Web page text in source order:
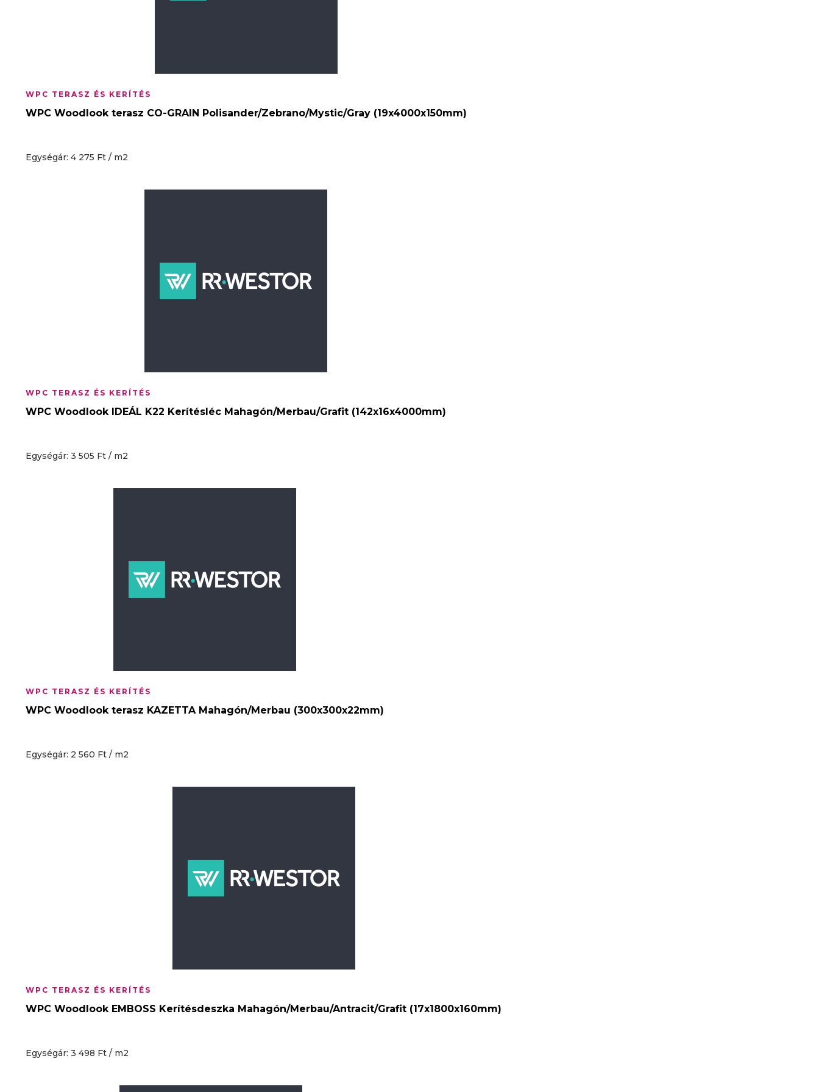
WPC TERASZ ÉS KERÍTÉS
WPC Woodlook terasz CO-GRAIN Polisander/Zebrano/Mystic/Gray (19x4000x150mm)
Egységár: 4 275 Ft / m2
WPC TERASZ ÉS KERÍTÉS
WPC Woodlook IDEÁL K22 Kerítésléc Mahagón/Merbau/Grafit (142x16x4000mm)
Egységár: 3 505 Ft / m2
WPC TERASZ ÉS KERÍTÉS
WPC Woodlook terasz KAZETTA Mahagón/Merbau (300x300x22mm)
Egységár: 2 560 Ft / m2
WPC TERASZ ÉS KERÍTÉS
WPC Woodlook EMBOSS Kerítésdeszka Mahagón/Merbau/Antracit/Grafit (17x1800x160mm)
Egységár: 3 498 Ft / m2